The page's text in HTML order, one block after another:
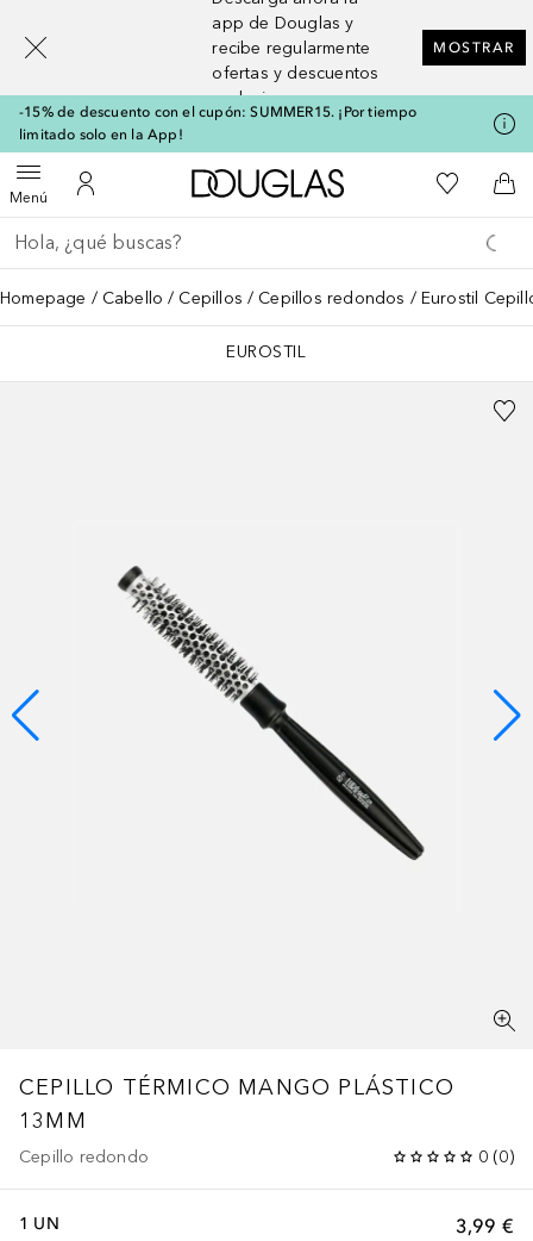
app de Douglas y
recibe regularmente
ofertas y descuentos
exclusivos
MOSTRAR
-15% de descuento con el cupón: SUMMER15. ¡Por tiempo
limitado solo en la App!
MenúAbrir menúMi cuenta
A Douglas HomeMi lista de
A
Regresar
Ejecutar búsqueda
Homepage Cabello Cepillos Cepillos redondos Eurostil
EUROSTIL
CEPILLO TÉRMICO MANGO PLÁSTICO
13MM
Cepillo redondo 0 (0)
3,99 €
1 UN
[navigation.slideout.screenreader]